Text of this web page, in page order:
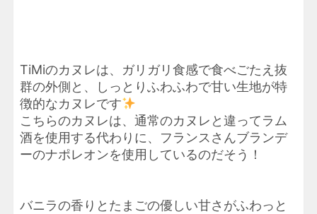
TiMiのカヌレは、ガリガリ食感で食べごたえ抜
群の外側と、しっとりふわふわで甘い生地が特
徴的なカヌレです
こちらのカヌレは、通常のカヌレと違ってラム
酒を使用する代わりに、フランスさんブランデ
ーのナポレオンを使用しているのだそう！
バニラの香りとたまごの優しい甘さがふわっと